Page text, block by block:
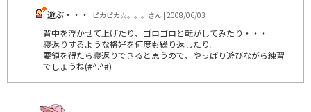
遊ぶ・・・
ピカピカ☆。。。さん | 2008/06/03
背中を浮かせて上げたり、ゴロゴロと転がしてみたり・・・
寝返りするような格好を何度も繰り返したり。
要領を得たら寝返りできると思うので、やっぱり遊びながら練習
でしょうね(#^.^#)